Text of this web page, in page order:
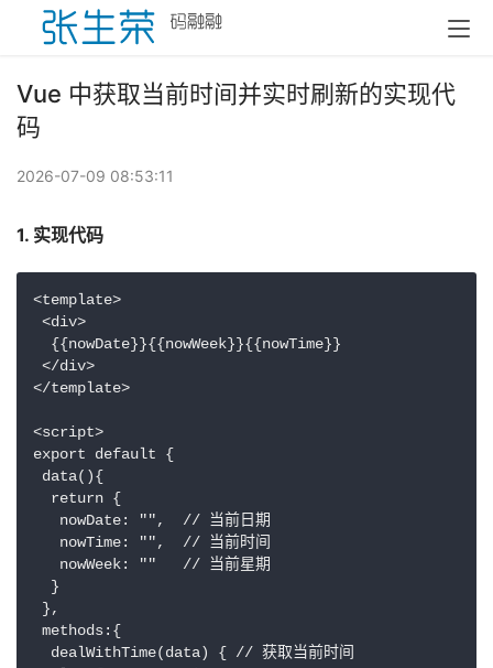
Vue 中获取当前时间并实时刷新的实现代
码
2026-07-09 08:53:11
1. 实现代码
<template>
<div>
  {{nowDate}}{{nowWeek}}{{nowTime}}
</div>
</template>
<script>
export default {
data(){
  return {
   nowDate: "",  // 当前日期
   nowTime: "",  // 当前时间
   nowWeek: ""   // 当前星期
  }
},
methods:{
  dealWithTime(data) { // 获取当前时间